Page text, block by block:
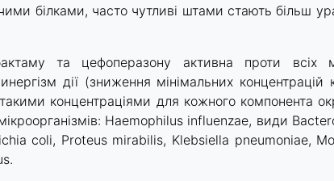
білками, часто чутливі штами стають більш
та цефоперазону активна проти всіх
дії (зниження мінімальних
концентраціями для кожного компонента
Haemophilus influenzae, види
coli, Proteus mirabilis, Klebsiella pneumoniae,